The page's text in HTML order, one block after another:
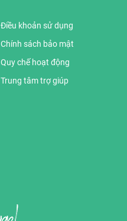
Điều khoản sử dụng
Chính sách bảo mật
Quy chế hoạt động
Trung tâm trợ giúp